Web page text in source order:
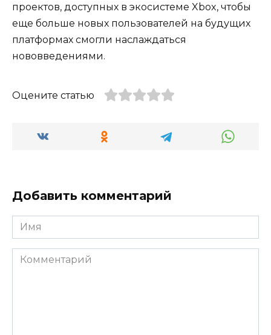
проектов, доступных в экосистеме Xbox, чтобы
еще больше новых пользователей на будущих
платформах смогли наслаждаться
нововведениями.
Оцените статью
Добавить комментарий
Имя
Комментарий